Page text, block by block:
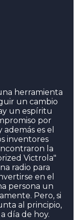
herramienta
un cambio
un espíritu
por
es el
inventores
la
Victrola"
radio para
en el
persona un
Pero, si
al principio,
día de hoy.